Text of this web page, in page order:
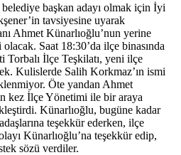
başkan adayı olmak için İyi
tavsiyesine uyarak
Ahmet Künarlıoğlu’nun yerine
Saat 18:30’da ilçe binasında
Torbalı İlçe Teşkilatı, yeni ilçe
Kulislerde Salih Korkmaz’ın ismi
Öte yandan Ahmet
kez İlçe Yönetimi ile bir araya
Künarlıoğlu, bugüne kadar
teşekkür ederken, ilçe
Künarlıoğlu’na teşekkür edip,
sözü verdiler.